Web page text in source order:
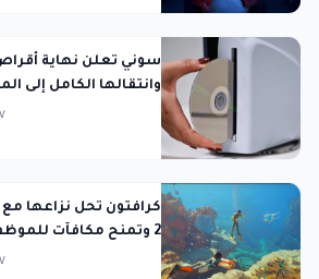
وانتقالها الكامل إلى
١٧
2 وتمنح مكافآت للموظفين
١٧